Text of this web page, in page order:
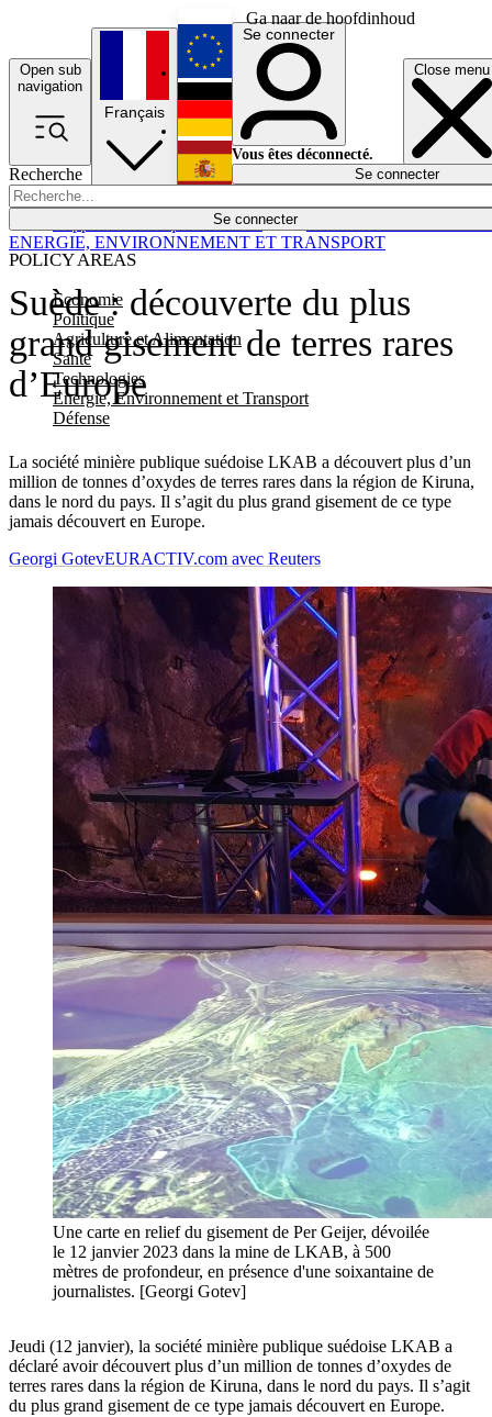
Ga naar de hoofdinhoud
Open sub
navigation
Close menu
Recherche
Se connecter
POLICY AREAS
Economie
Politique
Agriculture et Alimentation
Santé
Technologies
Energie, Environnement et Transport
Défense
Économie
Français
English
Deutsch
Español
Se connecter
Vous êtes déconnecté.
Se connecter
Suède : découverte du plus
grand gisement de terres rares
d’Europe
La société minière publique suédoise LKAB a découvert plus d’un
million de tonnes d’oxydes de terres rares dans la région de Kiruna,
dans le nord du pays. Il s’agit du plus grand gisement de ce type
jamais découvert en Europe.
ENERGIE, ENVIRONNEMENT ET TRANSPORT
Georgi GotevEURACTIV.com avec Reuters
Une carte en relief du gisement de Per Geijer, dévoilée
le 12 janvier 2023 dans la mine de LKAB, à 500
mètres de profondeur, en présence d'une soixantaine de
journalistes. [Georgi Gotev]
Jeudi (12 janvier), la société minière publique suédoise LKAB a
déclaré avoir découvert plus d’un million de tonnes d’oxydes de
terres rares dans la région de Kiruna, dans le nord du pays. Il s’agit
du plus grand gisement de ce type jamais découvert en Europe.